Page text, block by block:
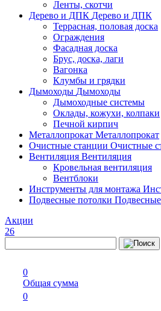
Ленты, скотчи
Дерево и ДПК Дерево и ДПК
Террасная, половая доска
Ограждения
Фасадная доска
Брус, доска, лаги
Вагонка
Клумбы и грядки
Дымоходы Дымоходы
Дымоходные системы
Оклады, кожухи, колпаки
Печной кирпич
Металлопрокат Металлопрокат
Очистные станции Очистные
Вентиляция Вентиляция
Кровельная вентиляция
Вентблоки
Инструменты для монтажа
Подвесные потолки
Акции
26
0
Общая сумма
0